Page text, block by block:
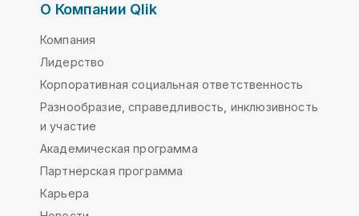
О Компании Qlik
Компания
Лидерство
Корпоративная социальная ответственность
Разнообразие, справедливость, инклюзивность
и участие
Академическая программа
Партнерская программа
Карьера